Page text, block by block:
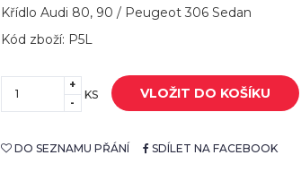
Křídlo Audi 80, 90 / Peugeot 306 Sedan
Kód zboží: P5L
+
-
KS VLOŽIT DO KOŠÍKU
DO SEZNAMU PŘÁNÍ SDÍLET NA FACEBOOK